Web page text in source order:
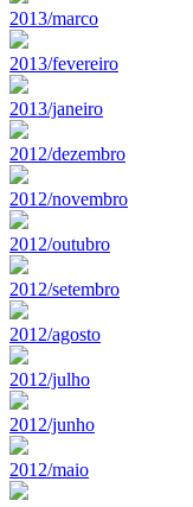
2013/marco
2013/fevereiro
2013/janeiro
2012/dezembro
2012/novembro
2012/outubro
2012/setembro
2012/agosto
2012/julho
2012/junho
2012/maio